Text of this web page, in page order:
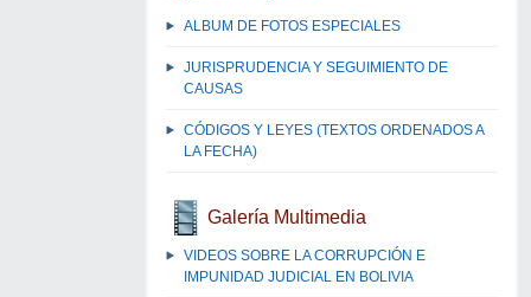
ALBUM DE FOTOS ESPECIALES
JURISPRUDENCIA Y SEGUIMIENTO DE
CAUSAS
CÓDIGOS Y LEYES (TEXTOS ORDENADOS A
LA FECHA)
Galería Multimedia
VIDEOS SOBRE LA CORRUPCIÓN E
IMPUNIDAD JUDICIAL EN BOLIVIA